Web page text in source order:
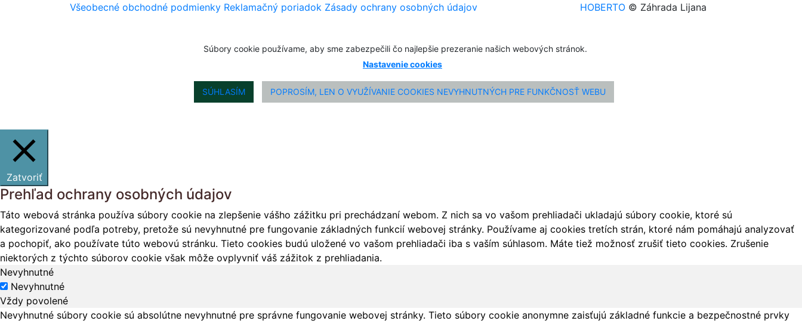
Všeobecné obchodné podmienky Reklamačný poriadok Zásady ochrany osobných údajov HOBERTO © Záhrada Lijana
Súbory cookie používame, aby sme zabezpečili čo najlepšie prezeranie našich webových stránok.
Nastavenie cookies
SÚHLASÍM POPROSÍM, LEN O VYUŽÍVANIE COOKIES NEVYHNUTNÝCH PRE FUNKČNOSŤ WEBU
Zatvoriť
Prehľad ochrany osobných údajov
Táto webová stránka používa súbory cookie na zlepšenie vášho zážitku pri prechádzaní webom. Z nich sa vo vašom prehliadači ukladajú súbory cookie, ktoré sú
kategorizované podľa potreby, pretože sú nevyhnutné pre fungovanie základných funkcií webovej stránky. Používame aj cookies tretích strán, ktoré nám pomáhajú analyzovať
a pochopiť, ako používate túto webovú stránku. Tieto cookies budú uložené vo vašom prehliadači iba s vaším súhlasom. Máte tiež možnosť zrušiť tieto cookies. Zrušenie
niektorých z týchto súborov cookie však môže ovplyvniť váš zážitok z prehliadania.
Nevyhnutné
Nevyhnutné
Vždy povolené
Nevyhnutné súbory cookie sú absolútne nevyhnutné pre správne fungovanie webovej stránky. Tieto súbory cookie anonymne zaisťujú základné funkcie a bezpečnostné prvky